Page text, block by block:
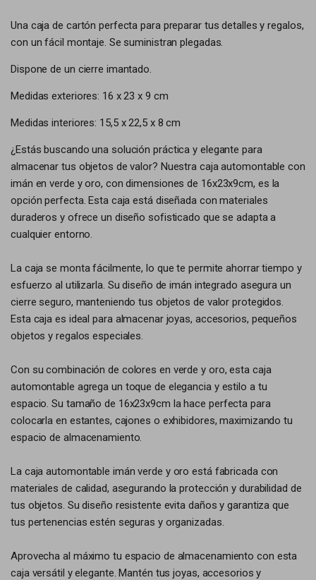
Una caja de cartón perfecta para preparar tus detalles y regalos,
con un fácil montaje. Se suministran plegadas.
Dispone de un cierre imantado.
Medidas exteriores: 16 x 23 x 9 cm
Medidas interiores: 15,5 x 22,5 x 8 cm
¿Estás buscando una solución práctica y elegante para
almacenar tus objetos de valor? Nuestra caja automontable con
imán en verde y oro, con dimensiones de 16x23x9cm, es la
opción perfecta. Esta caja está diseñada con materiales
duraderos y ofrece un diseño sofisticado que se adapta a
cualquier entorno.
La caja se monta fácilmente, lo que te permite ahorrar tiempo y
esfuerzo al utilizarla. Su diseño de imán integrado asegura un
cierre seguro, manteniendo tus objetos de valor protegidos.
Esta caja es ideal para almacenar joyas, accesorios, pequeños
objetos y regalos especiales.
Con su combinación de colores en verde y oro, esta caja
automontable agrega un toque de elegancia y estilo a tu
espacio. Su tamaño de 16x23x9cm la hace perfecta para
colocarla en estantes, cajones o exhibidores, maximizando tu
espacio de almacenamiento.
La caja automontable imán verde y oro está fabricada con
materiales de calidad, asegurando la protección y durabilidad de
tus objetos. Su diseño resistente evita daños y garantiza que
tus pertenencias estén seguras y organizadas.
Aprovecha al máximo tu espacio de almacenamiento con esta
caja versátil y elegante. Mantén tus joyas, accesorios y